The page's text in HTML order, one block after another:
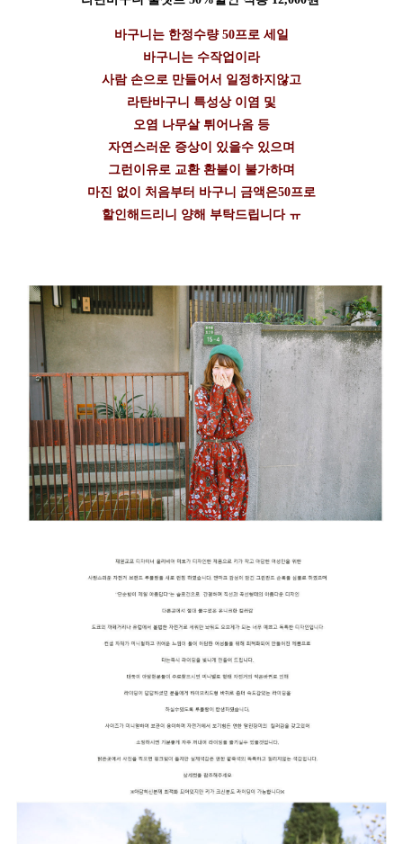
바구니는 한정수량 50프로 세일
바구니는 수작업이라
사람 손으로 만들어서 일정하지않고
라탄바구니 특성상 이염 및
오염 나무살 튀어나옴 등
자연스러운 증상이 있을수 있으며
그런이유로 교환 환불이 불가하며
마진 없이 처음부터 바구니 금액은50프로
할인해드리니 양해 부탁드립니다 ㅠ